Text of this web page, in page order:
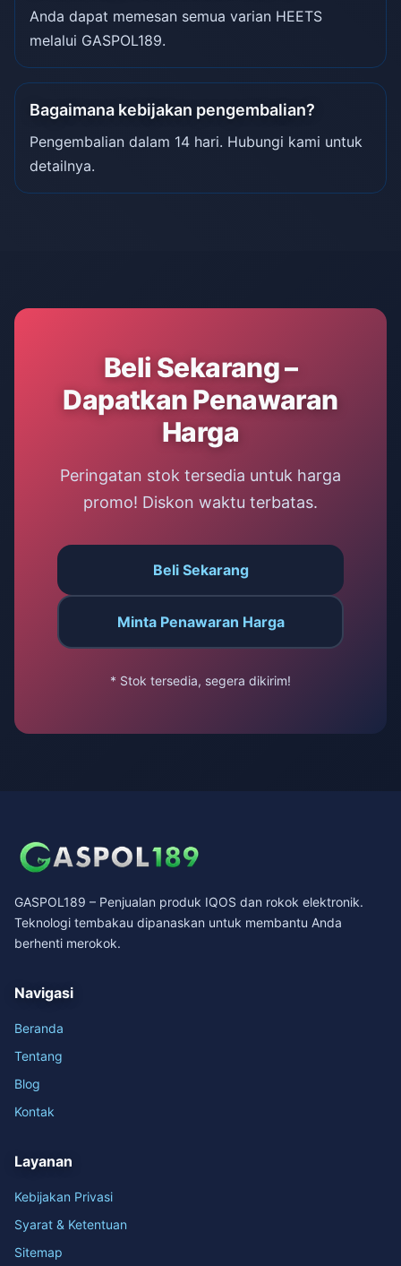
Anda dapat memesan semua varian HEETS
melalui GASPOL189.
Bagaimana kebijakan pengembalian?
Pengembalian dalam 14 hari. Hubungi kami untuk
detailnya.
Beli Sekarang –
Dapatkan Penawaran
Harga
Peringatan stok tersedia untuk harga
promo! Diskon waktu terbatas.
Beli Sekarang
Minta Penawaran Harga
* Stok tersedia, segera dikirim!
GASPOL189 – Penjualan produk IQOS dan rokok elektronik.
Teknologi tembakau dipanaskan untuk membantu Anda
berhenti merokok.
Navigasi
Beranda
Tentang
Blog
Kontak
Layanan
Kebijakan Privasi
Syarat & Ketentuan
Sitemap